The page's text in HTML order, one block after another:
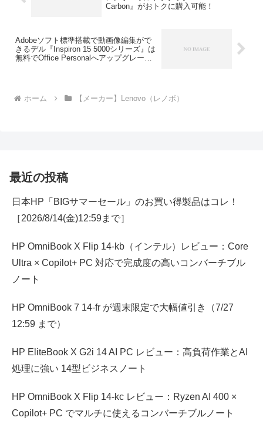
Carbon』がおトクに購入可能！
Adobeソフト標準搭載で動画像編集がで
きるデル『Inspiron 15 5000シリーズ』は
無料でOffice Personalへアップグレード
ホーム 【メーカー】Lenovo（レノボ）
最近の投稿
日本HP「BIGサマーセール」のお買い得製品はコレ！
［2026/8/14(金)12:59まで］
HP OmniBook X Flip 14-kb（インテル）レビュー：Core
Ultra × Copilot+ PC 対応で完成度の高いコンバーチブル
ノート
HP OmniBook 7 14-fr が週末限定で大幅値引き（7/27
12:59 まで）
HP EliteBook X G2i 14 AI PC レビュー：高負荷作業とAI
処理に強い 14型ビジネスノート
HP OmniBook X Flip 14-kc レビュー：Ryzen AI 400 ×
Copilot+ PC でマルチに使えるコンバーチブルノート